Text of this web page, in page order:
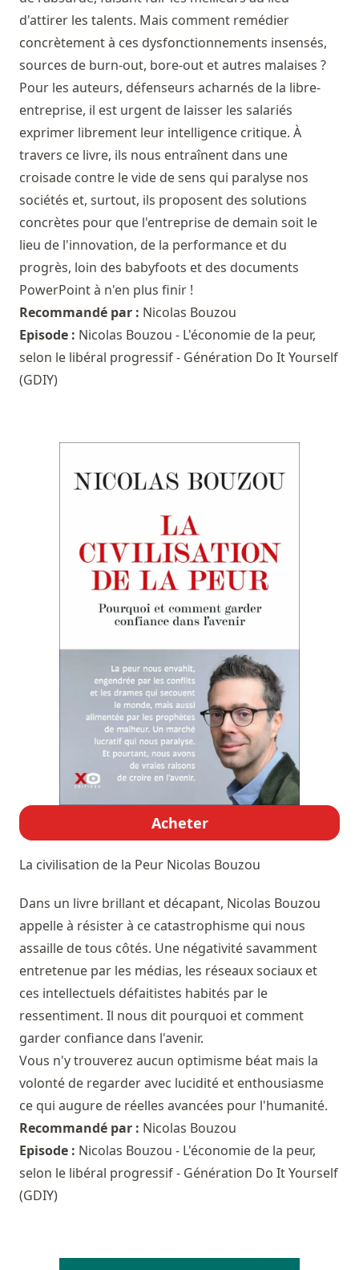
d'attirer les talents. Mais comment remédier
concrètement à ces dysfonctionnements insensés,
sources de burn-out, bore-out et autres malaises ?
Pour les auteurs, défenseurs acharnés de la libre-
entreprise, il est urgent de laisser les salariés
exprimer librement leur intelligence critique. À
travers ce livre, ils nous entraînent dans une
croisade contre le vide de sens qui paralyse nos
sociétés et, surtout, ils proposent des solutions
concrètes pour que l'entreprise de demain soit le
lieu de l'innovation, de la performance et du
progrès, loin des babyfoots et des documents
PowerPoint à n'en plus finir !
Recommandé par : Nicolas Bouzou
Episode : Nicolas Bouzou - L'économie de la peur,
selon le libéral progressif - Génération Do It Yourself
(GDIY)
Acheter
La civilisation de la Peur Nicolas Bouzou
Dans un livre brillant et décapant, Nicolas Bouzou
appelle à résister à ce catastrophisme qui nous
assaille de tous côtés. Une négativité savamment
entretenue par les médias, les réseaux sociaux et
ces intellectuels défaitistes habités par le
ressentiment. Il nous dit pourquoi et comment
garder confiance dans l'avenir.
Vous n'y trouverez aucun optimisme béat mais la
volonté de regarder avec lucidité et enthousiasme
ce qui augure de réelles avancées pour l'humanité.
Recommandé par : Nicolas Bouzou
Episode : Nicolas Bouzou - L'économie de la peur,
selon le libéral progressif - Génération Do It Yourself
(GDIY)